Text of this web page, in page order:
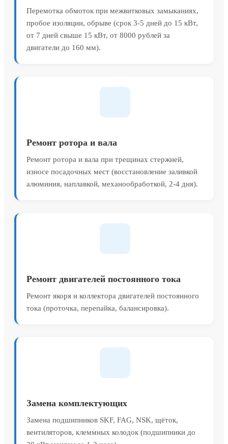
Перемотка обмоток при межвитковых замыканиях,
пробое изоляции, обрыве (срок 3-5 дней до 15 кВт,
от 7 дней свыше 15 кВт, от 8000 рублей за
двигатели до 160 мм).
Ремонт ротора и вала
Ремонт ротора и вала при трещинах стержней,
износе посадочных мест (восстановление заливкой
алюминия, наплавкой, механообработкой, 2-4 дня).
Ремонт двигателей постоянного тока
Ремонт якоря и коллектора двигателей постоянного
тока (проточка, перепайка, балансировка).
Замена комплектующих
Замена подшипников SKF, FAG, NSK, щёток,
вентиляторов, клеммных колодок (подшипники до